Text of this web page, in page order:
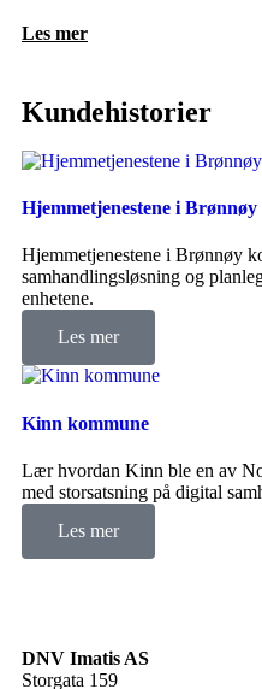
Les mer
Kundehistorier
Hjemmetjenestene i Brønnøy
Hjemmetjenestene i Brønnøy
samhandlingsløsning og
enhetene.
Les mer
Kinn kommune
Lær hvordan Kinn ble en av
med storsatsning på digital
Les mer
DNV Imatis AS
Storgata 159